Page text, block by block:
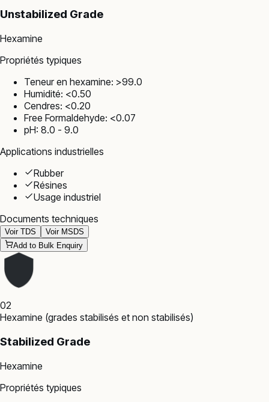
Unstabilized Grade
Hexamine
Propriétés typiques
Teneur en hexamine: >99.0
Humidité: <0.50
Cendres: <0.20
Free Formaldehyde: <0.07
pH: 8.0 - 9.0
Applications industrielles
Rubber
Résines
Usage industriel
Documents techniques
Voir TDS
Voir MSDS
Add to Bulk Enquiry
02
Hexamine (grades stabilisés et non stabilisés)
Stabilized Grade
Hexamine
Propriétés typiques